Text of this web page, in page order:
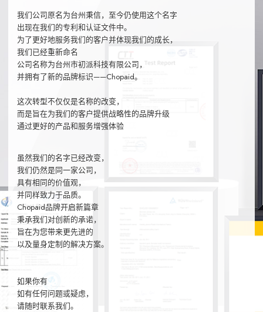
我们公司原名为台州秉信，至今仍使用这个名字
出现在我们的专利和认证文件中。
为了更好地服务我们的客户并体现我们的成长，
我们已经重新命名
公司名称为台州市初派科技有限公司，
并拥有了新的品牌标识——Chopaid。
这次转型不仅仅是名称的改变，
而是旨在为我们的客户提供战略性的品牌升级
通过更好的产品和服务增强体验
虽然我们的名字已经改变，
我们仍然是同一家公司，
具有相同的价值观，
并同样致力于品质。
Chopaid品牌开启新篇章
秉承我们对创新的承诺，
旨在为您带来更先进的
以及量身定制的解决方案。
如果你有
如有任何问题或疑虑，
请随时联系我们。